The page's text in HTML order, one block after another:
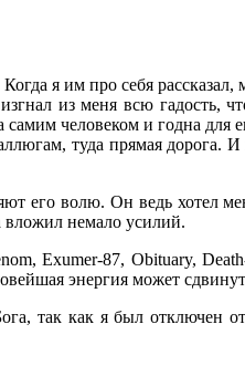
я им про себя
из меня всю гадость,
человеком и годна для
туда прямая дорога.
его волю. Он ведь хотел
вложил немало усилий.
Exumer-87, Obituary,
энергия может
так как я был отключен